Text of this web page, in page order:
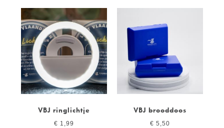
VBJ ringlichtje
€ 1,99
VBJ brooddoos
€ 5,50